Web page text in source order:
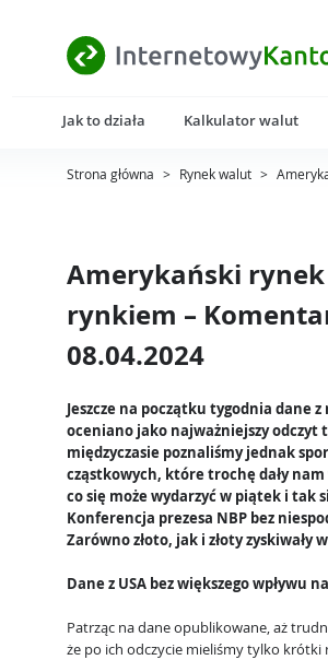
Jak to działa Kalkulator walut
Strona główna > Rynek walut >
Amerykański rynek
rynkiem –
08.04.2024
Jeszcze na początku tygodnia dane
oceniano jako najważniejszy odczyt
międzyczasie poznaliśmy jednak
cząstkowych, które trochę dały nam
co się może wydarzyć w piątek i tak
Konferencja prezesa NBP bez
Zarówno złoto, jak i złoty zyskiwały
Dane z USA bez większego wpływu
Patrząc na dane opublikowane, aż
że po ich odczycie mieliśmy tylko krótki